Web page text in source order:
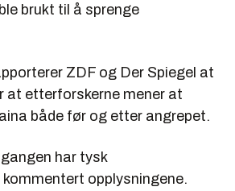
brukt til å sprenge
ZDF og Der Spiegel at
at etterforskerne mener at
både før og etter angrepet.
har tysk
opplysningene.